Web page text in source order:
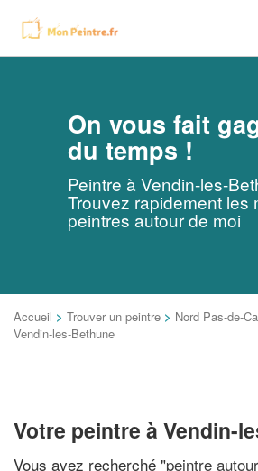
On vous fait
du temps !
Peintre à Vendin-les-
Trouvez rapidement les
peintres autour de moi
Accueil > Trouver un peintre > Nord Pas-de-
Vendin-les-Bethune
Votre peintre à Vendin-
Vous avez recherché "peintre